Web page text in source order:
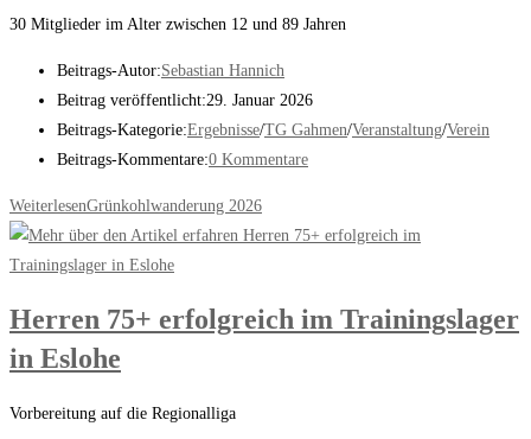
30 Mitglieder im Alter zwischen 12 und 89 Jahren
Beitrags-Autor:Sebastian Hannich
Beitrag veröffentlicht:29. Januar 2026
Beitrags-Kategorie:Ergebnisse/TG Gahmen/Veranstaltung/Verein
Beitrags-Kommentare:0 Kommentare
WeiterlesenGrünkohlwanderung 2026
Herren 75+ erfolgreich im Trainingslager
in Eslohe
Vorbereitung auf die Regionalliga